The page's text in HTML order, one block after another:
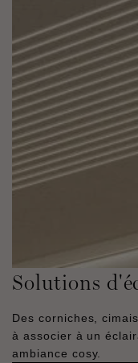
Solutions
Des corniches,
à associer à un
ambiance cosy.